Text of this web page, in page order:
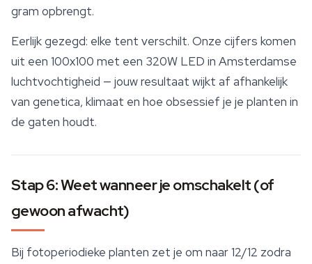
gram opbrengt.
Eerlijk gezegd: elke tent verschilt. Onze cijfers komen
uit een 100x100 met een 320W LED in Amsterdamse
luchtvochtigheid — jouw resultaat wijkt af afhankelijk
van genetica, klimaat en hoe obsessief je je planten in
de gaten houdt.
Stap 6: Weet wanneer je omschakelt (of
gewoon afwacht)
Bij fotoperiodieke planten zet je om naar 12/12 zodra